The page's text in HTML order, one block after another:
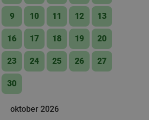
28 min.
Regulier €33
€19
9 10 11 12 13
16 17 18 19 20
23 24 25 26 27
30
oktober 2026